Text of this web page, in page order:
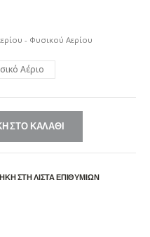
- Φυσικού Αερίου
Αέριο
ΣΤΟ ΚΑΛΆΘΙ
ΣΤΗ ΛΊΣΤΑ ΕΠΙΘΥΜΙΏΝ